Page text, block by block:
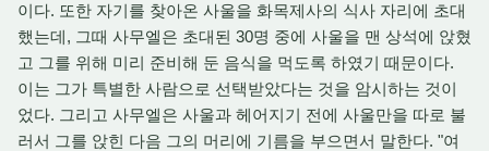
이다. 또한 자기를 찾아온 사울을 화목제사의 식사 자리에 초대
했는데, 그때 사무엘은 초대된 30명 중에 사울을 맨 상석에 앉혔
고 그를 위해 미리 준비해 둔 음식을 먹도록 하였기 때문이다.
이는 그가 특별한 사람으로 선택받았다는 것을 암시하는 것이
었다. 그리고 사무엘은 사울과 헤어지기 전에 사울만을 따로 불
러서 그를 앉힌 다음 그의 머리에 기름을 부으면서 말한다. "여